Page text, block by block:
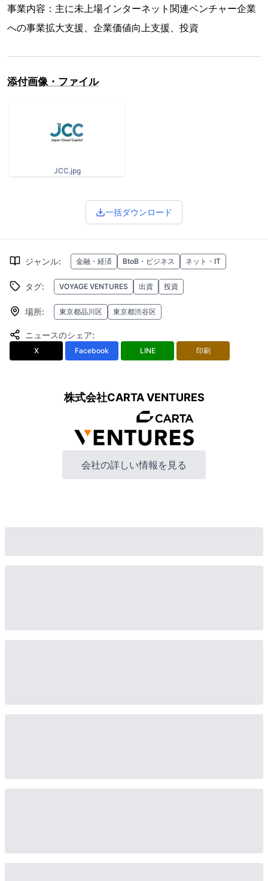
事業内容：主に未上場インターネット関連ベンチャー企業
への事業拡大支援、企業価値向上支援、投資
添付画像・ファイル
JCC.jpg
一括ダウンロード
ジャンル: 金融・経済 BtoB・ビジネス ネット・IT
タグ: VOYAGE VENTURES 出資 投資
場所: 東京都品川区 東京都渋谷区
ニュースのシェア:
X Facebook LINE 印刷
株式会社CARTA VENTURES
会社の詳しい情報を見る